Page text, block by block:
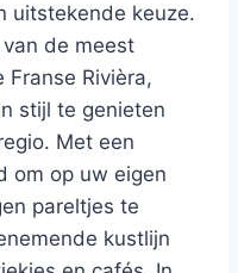
uitstekende keuze.
van de meest
Rivièra,
stijl te genieten
Met een
om op uw eigen
pareltjes te
kustlijn